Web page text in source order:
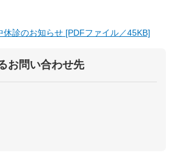
休診のお知らせ [PDFファイル／45KB]
お問い合わせ先